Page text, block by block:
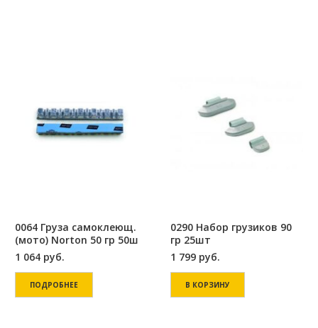
0064 Груза самоклеющ.
(мото) Norton 50 гр 50ш
1 064 руб.
ПОДРОБНЕЕ
0290 Набор грузиков 90
гр 25шт
1 799 руб.
В КОРЗИНУ